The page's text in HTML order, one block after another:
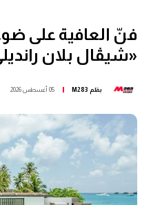
فنّ العافية على
«شيڤال بلان
بقلم M283 05 أغسطس 2026